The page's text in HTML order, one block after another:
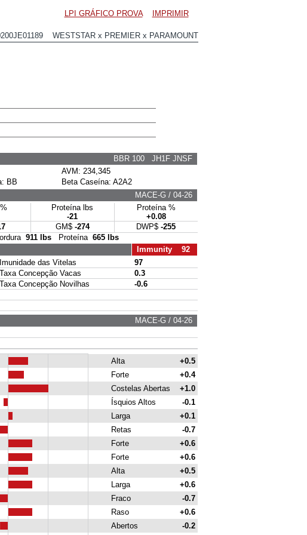
LPI GRÁFICO PROVA IMPRIMIR
WESTSTAR x PREMIER x PARAMOUNT
BBR 100 JH1F JNSF
AVM: 234,345
BB
Beta Caseína: A2A2
MACE-G / 04-26
Proteína lbs
-21
Proteína %
+0.08
GM$ -274 DWP$ -255
911 lbs Proteína 665 lbs
Immunity 92
das Vitelas
97
Concepção Vacas
0.3
Concepção Novilhas
-0.6
MACE-G / 04-26
Alta
+0.5
Forte
+0.4
Costelas Abertas
+1.0
Ísquios Altos
-0.1
Larga
+0.1
Retas
-0.7
Forte
+0.6
Forte
+0.6
Alta
+0.5
Larga
+0.6
Fraco
-0.7
Raso
+0.6
Abertos -0.2